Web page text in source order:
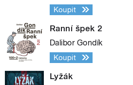
Koupit
Ranní špek 2
Dalibor Gondík
Koupit
Lyžák